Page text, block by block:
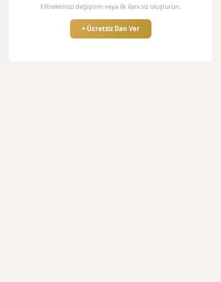
Filtrelerinizi değiştirin veya ilk ilanı siz oluşturun.
+ Ücretsiz İlan Ver